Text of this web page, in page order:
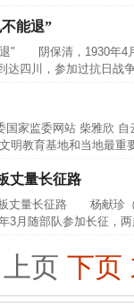
能退”
" 阴保清，1930年4
达四川，参加过抗日战
家监委网站 柴雅欣
明教育基地和当地最重
丈量长征路
丈量长征路 杨献珍（
3月随部队参加长征，
上页 下页